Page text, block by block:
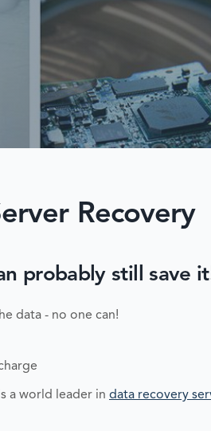
Recovery
probably still save
data - no one can!
a world leader in data recovery